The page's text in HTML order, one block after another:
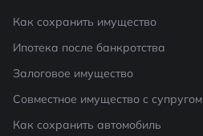
Как сохранить имущество
Ипотека после банкротства
Залоговое имущество
Совместное имущество с супругом
Как сохранить автомобиль